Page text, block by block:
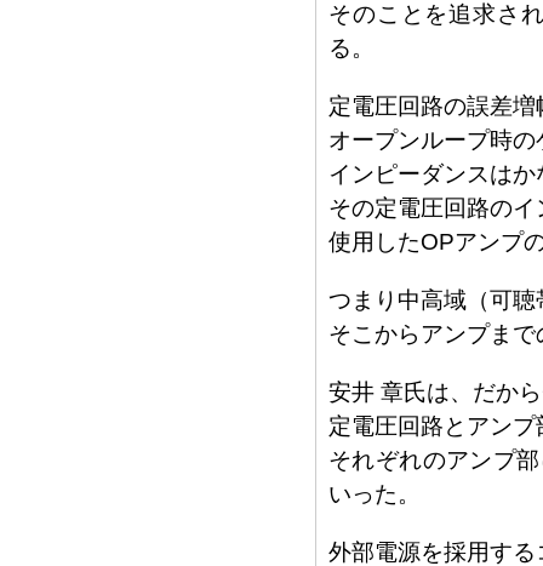
そのことを追求さ
る。
定電圧回路の誤差
オープンループ時
インピーダンスは
その定電圧回路の
使用したOPアンプ
つまり中高域（可
そこからアンプま
安井 章氏は、だか
定電圧回路とアン
それぞれのアンプ
いった。
外部電源を採用す